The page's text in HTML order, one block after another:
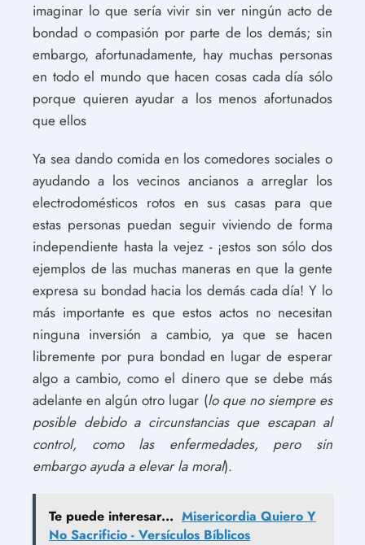
imaginar lo que sería vivir sin ver ningún acto de
bondad o compasión por parte de los demás; sin
embargo, afortunadamente, hay muchas personas
en todo el mundo que hacen cosas cada día sólo
porque quieren ayudar a los menos afortunados
que ellos
Ya sea dando comida en los comedores sociales o
ayudando a los vecinos ancianos a arreglar los
electrodomésticos rotos en sus casas para que
estas personas puedan seguir viviendo de forma
independiente hasta la vejez - ¡estos son sólo dos
ejemplos de las muchas maneras en que la gente
expresa su bondad hacia los demás cada día! Y lo
más importante es que estos actos no necesitan
ninguna inversión a cambio, ya que se hacen
libremente por pura bondad en lugar de esperar
algo a cambio, como el dinero que se debe más
adelante en algún otro lugar (lo que no siempre es
posible debido a circunstancias que escapan al
control, como las enfermedades, pero sin
embargo ayuda a elevar la moral).
Te puede interesar... Misericordia Quiero Y
No Sacrificio - Versículos Bíblicos